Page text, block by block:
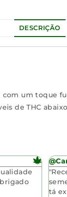
DESCRIÇÃO
com um toque
de THC
tá